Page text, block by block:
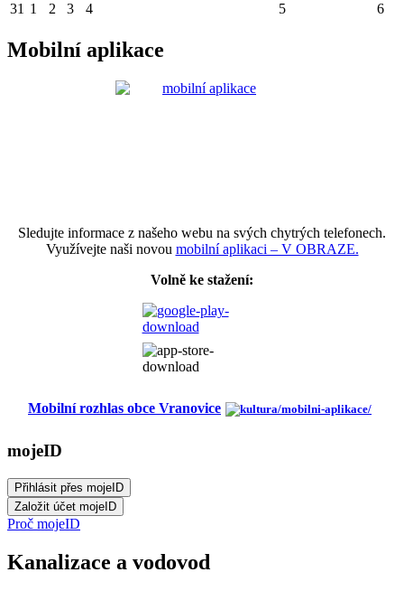
31 1 2 3 4 5 6
Mobilní aplikace
Sledujte informace z našeho webu na svých chytrých telefonech.
Využívejte naši novou mobilní aplikaci – V OBRAZE.
Volně ke stažení:
Mobilní rozhlas obce Vranovice
mojeID
Proč mojeID
Kanalizace a vodovod